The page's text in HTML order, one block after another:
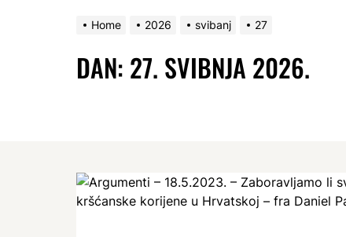
Home 2026 svibanj 27
DAN: 27. SVIBNJA 2026.